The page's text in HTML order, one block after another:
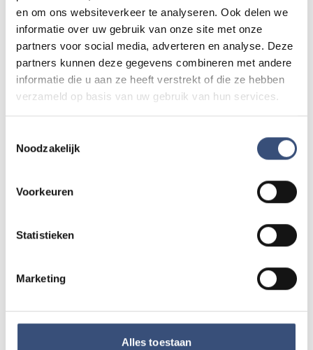
en om ons websiteverkeer te analyseren. Ook delen we
informatie over uw gebruik van onze site met onze
partners voor social media, adverteren en analyse. Deze
partners kunnen deze gegevens combineren met andere
informatie die u aan ze heeft verstrekt of die ze hebben
verzameld op basis van uw gebruik van hun services.
Noodzakelijk
Voorkeuren
Statistieken
Marketing
Alles toestaan
ZA
8
AUG.
Matinee-concert in Dorpskerk
📍Ouddorp🕐11:00
DI
11
Magic Summer show met Steven Kazàn
📍Ouddorp🕐17:00
WO
12
Kinderdagen bij RTM-trammuseum in
Ouddorp
13
Hippie Beach Day markt bij Houten Kaap